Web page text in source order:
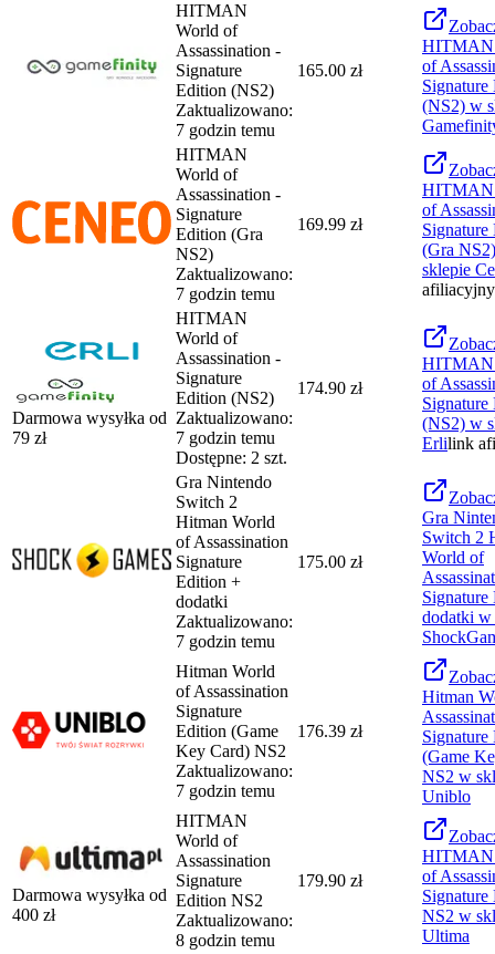
HITMAN
World of
Assassination -
Signature
Edition (NS2)
Zaktualizowano:
7 godzin temu
165.00 zł
HITMAN
of
Signature
(NS2) w
HITMAN
World of
Assassination -
Signature
Edition (Gra
NS2)
Zaktualizowano:
7 godzin temu
169.99 zł
HITMAN
of
Signature
(Gra NS2)
sklepie
afiliacyjny
Darmowa wysyłka od
79 zł
HITMAN
World of
Assassination -
Signature
Edition (NS2)
Zaktualizowano:
7 godzin temu
Dostępne: 2 szt.
174.90 zł
HITMAN
of
Signature
(NS2) w
Erlilink
Gra Nintendo
Switch 2
Hitman World
of Assassination
Signature
Edition +
dodatki
Zaktualizowano:
7 godzin temu
175.00 zł
Gra
Switch 2
World of
dodatki w
Hitman World
of Assassination
Signature
Edition (Game
Key Card) NS2
Zaktualizowano:
7 godzin temu
176.39 zł
Hitman
Signature
(Game
NS2 w
Uniblo
Darmowa wysyłka od
400 zł
HITMAN
World of
Assassination
Signature
Edition NS2
Zaktualizowano:
8 godzin temu
179.90 zł
HITMAN
of
Signature
NS2 w
Ultima